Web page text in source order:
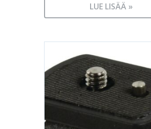
LUE LISÄÄ »